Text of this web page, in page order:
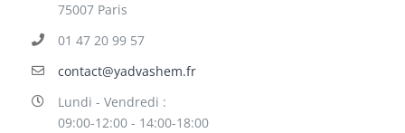
75007 Paris
01 47 20 99 57
contact@yadvashem.fr
Lundi - Vendredi :
09:00-12:00 - 14:00-18:00